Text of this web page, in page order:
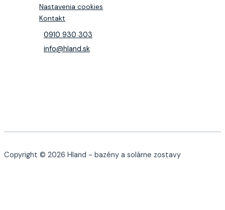
Nastavenia cookies
Kontakt
0910 930 303
info@hland.sk
Copyright © 2026 Hland - bazény a solárne zostavy